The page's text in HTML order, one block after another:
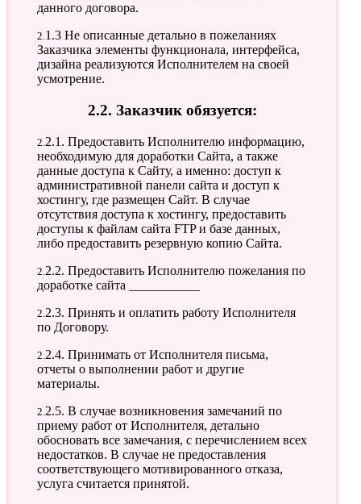
данного договора.
2.1.3 Не описанные детально в пожеланиях
Заказчика элементы функционала, интерфейса,
дизайна реализуются Исполнителем на своей
усмотрение.
2.2. Заказчик обязуется:
2.2.1. Предоставить Исполнителю информацию,
необходимую для доработки Сайта, а также
данные доступа к Сайту, а именно: доступ к
административной панели сайта и доступ к
хостингу, где размещен Сайт. В случае
отсутствия доступа к хостингу, предоставить
доступы к файлам сайта FTP и базе данных,
либо предоставить резервную копию Сайта.
2.2.2. Предоставить Исполнителю пожелания по
доработке сайта ___________
2.2.3. Принять и оплатить работу Исполнителя
по Договору.
2.2.4. Принимать от Исполнителя письма,
отчеты о выполнении работ и другие
материалы.
2.2.5. В случае возникновения замечаний по
приему работ от Исполнителя, детально
обосновать все замечания, с перечислением всех
недостатков. В случае не предоставления
соответствующего мотивированного отказа,
услуга считается принятой.